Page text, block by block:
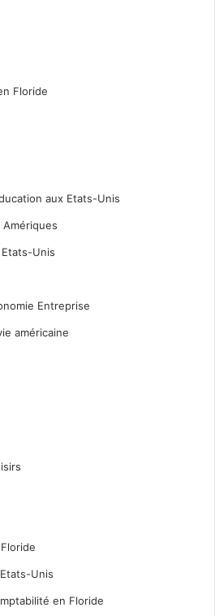
Floride
aux Etats-Unis
Amériques
Unis
Entreprise
américaine
Unis
en Floride